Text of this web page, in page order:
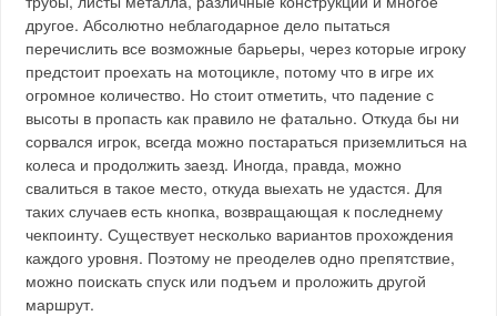
другое. Абсолютно неблагодарное дело пытаться
перечислить все возможные барьеры, через которые игроку
предстоит проехать на мотоцикле, потому что в игре их
огромное количество. Но стоит отметить, что падение с
высоты в пропасть как правило не фатально. Откуда бы ни
сорвался игрок, всегда можно постараться приземлиться на
колеса и продолжить заезд. Иногда, правда, можно
свалиться в такое место, откуда выехать не удастся. Для
таких случаев есть кнопка, возвращающая к последнему
чекпоинту. Существует несколько вариантов прохождения
каждого уровня. Поэтому не преоделев одно препятствие,
можно поискать спуск или подъем и проложить другой
маршрут.